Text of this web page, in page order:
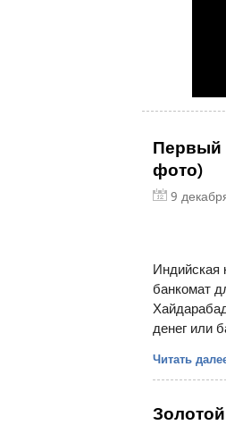
Первый
фото)
9
Индийская
банкомат
денег или
Читать